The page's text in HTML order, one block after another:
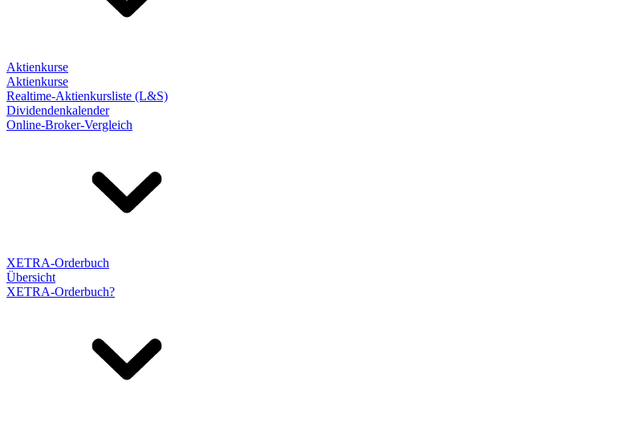
Aktienkurse
Aktienkurse
Realtime-Aktienkursliste (L&S)
Dividendenkalender
Online-Broker-Vergleich
XETRA-Orderbuch
Übersicht
XETRA-Orderbuch?